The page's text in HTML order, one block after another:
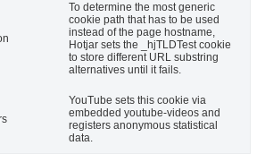
To determine the most generic
cookie path that has to be used
instead of the page hostname,
Hotjar sets the _hjTLDTest cookie
to store different URL substring
alternatives until it fails.
YouTube sets this cookie via
embedded youtube-videos and
registers anonymous statistical
data.